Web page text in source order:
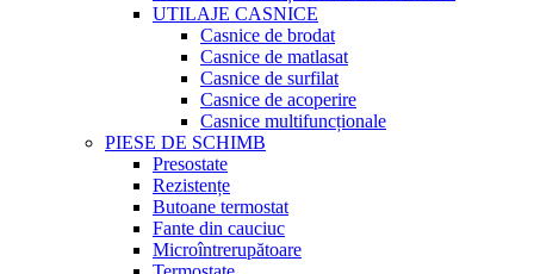
UTILAJE CASNICE
Casnice de brodat
Casnice de matlasat
Casnice de surfilat
Casnice de acoperire
Casnice multifuncționale
PIESE DE SCHIMB
Presostate
Rezistențe
Butoane termostat
Fante din cauciuc
Microîntrerupătoare